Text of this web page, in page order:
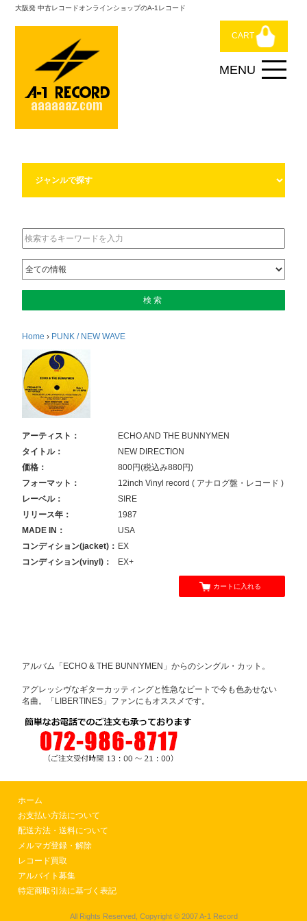
大阪発 中古レコードオンラインショップのA-1レコード
CART
Home › PUNK / NEW WAVE
アーティスト：
ECHO AND THE BUNNYMEN
タイトル：
NEW DIRECTION
価格：
800円(税込み880円)
フォーマット：
12inch Vinyl record ( アナログ盤・レコード )
レーベル：
SIRE
リリース年：
1987
MADE IN：
USA
コンディション(jacket)： EX
コンディション(vinyl)：
EX+
カートに入れる
アルバム「ECHO & THE BUNNYMEN」からのシングル・カット。
アグレッシヴなギターカッティングと性急なビートで今も色あせない
名曲。「LIBERTINES」ファンにもオススメです。
ホーム
お支払い方法について
配送方法・送料について
メルマガ登録・解除
レコード買取
アルバイト募集
特定商取引法に基づく表記
All Rights Reserved, Copyright © 2007 A-1 Record